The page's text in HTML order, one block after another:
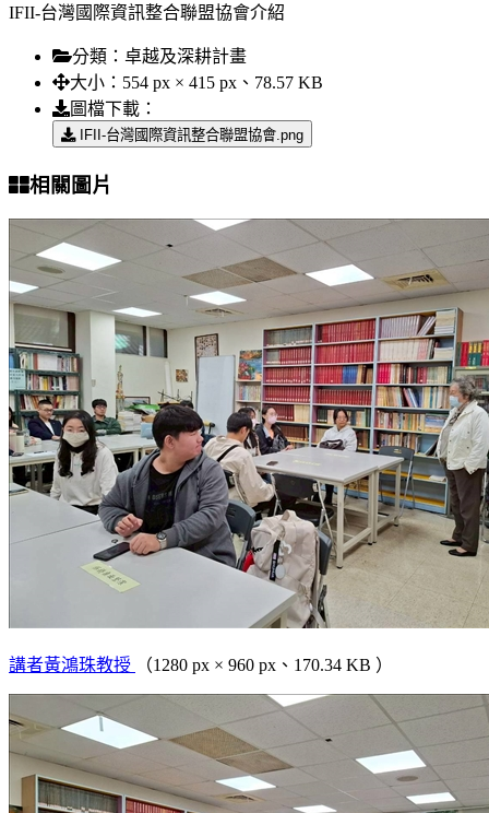
IFII-台灣國際資訊整合聯盟協會介紹
分類： 卓越及深耕計畫
大小： 554 px × 415 px、78.57 KB
圖檔下載：
IFII-台灣國際資訊整合聯盟協會.png
相關圖片
講者黃鴻珠教授 （1280 px × 960 px、170.34 KB ）